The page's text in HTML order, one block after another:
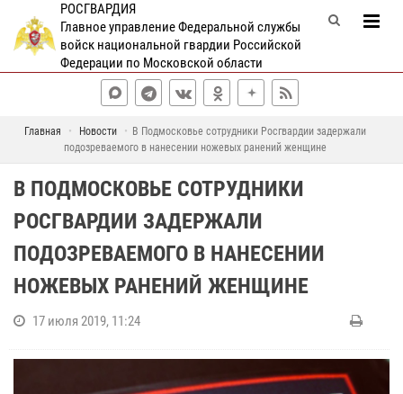
РОСГВАРДИЯ
Главное управление Федеральной службы
войск национальной гвардии Российской
Федерации по Московской области
Главная Новости
В Подмосковье сотрудники Росгвардии задержали
подозреваемого в нанесении ножевых ранений женщине
В ПОДМОСКОВЬЕ СОТРУДНИКИ
РОСГВАРДИИ ЗАДЕРЖАЛИ
ПОДОЗРЕВАЕМОГО В НАНЕСЕНИИ
НОЖЕВЫХ РАНЕНИЙ ЖЕНЩИНЕ
17 июля 2019, 11:24